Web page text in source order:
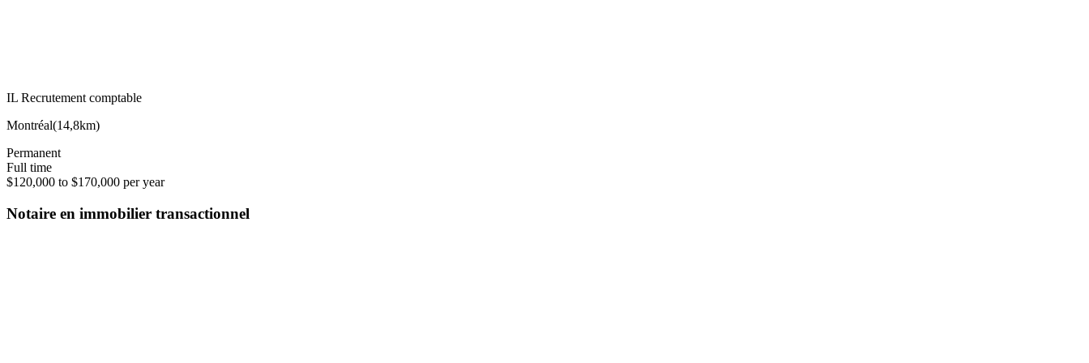
IL Recrutement comptable
Montréal(14,8km)
Permanent
Full time
$120,000 to $170,000 per year
Notaire en immobilier transactionnel